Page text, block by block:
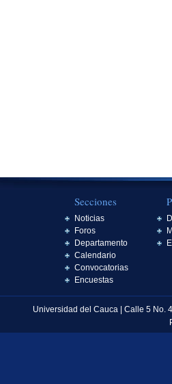
Secciones
Noticias
Foros
Departamento
Calendario
Convocatorias
Encuestas
Universidad del Cauca | Calle 5 No.